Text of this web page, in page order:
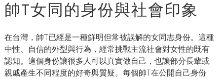
帥T女同的身份與社會印象
在台灣，帥T已經是一種鮮明但常被誤解的女同志身份。這種
中性、自信的外型與行為，經常挑戰主流社會對女性的既有
認知。這個身份讓很多人可以真實做自己，也讓部分長輩或
親戚產生不同程度的好奇與質疑。每個帥T在公開自己身份